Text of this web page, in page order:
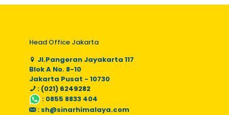
Head Office Jakarta
Jl.Pangeran Jayakarta 117
Blok A No. 8-10
Jakarta Pusat - 10730
: (021) 6249282
: 0855 8833 404
: sh@sinarhimalaya.com